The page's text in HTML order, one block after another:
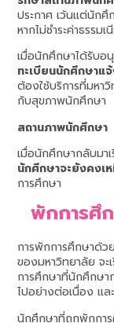
ประกาศ เว้นแต่นักศึ
หากไม่ชำระค่าธรรม
เมื่อนักศึกษาได้รับอ
ทะเบียนนักศึกษาแ
ต้องใช้บริการที่มหา
กับสุขภาพนักศึกษา
สถานภาพนักศึกษา
เมื่อนักศึกษากลับมา
นักศึกษาจะยังคงเ
การศึกษา
พักการศึ
การพักการศึกษาด้ว
ของมหาวิทยาลัย จ
การศึกษาที่นักศึกษา
ไปอย่างต่อเนื่อง แล
นักศึกษาที่ถูกพักการ